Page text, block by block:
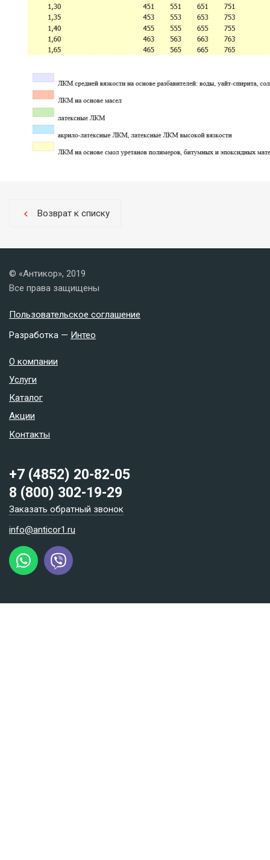
chevron_left Возврат к списку
© «Антикор», 2019
Все права защищены
Пользовательское соглашение
Разработка — Интео
О компании
Услуги
Каталог
Акции
Контакты
+7 (4852) 20-82-05
8 (800) 302-19-29
Заказать обратный звонок
info@anticor1.ru